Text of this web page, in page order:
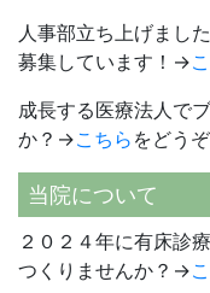
人事部立ち上げまし
募集しています！→
成長する医療法人で
か？→こちら をどうぞ
当院について
２０２４年に有床診
つくりませんか？→